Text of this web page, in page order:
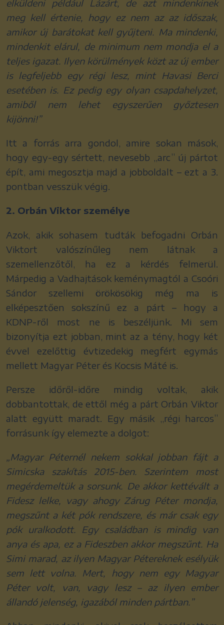
elküldeni például Lázárt, de azt mindenkinek
meg kell értenie, hogy ez nem az az időszak,
amikor új barátokat kell gyűjteni. Ma mindenki,
mindenkit elárul, de minimum nem mondja el a
teljes igazat. Ilyen körülmények közt az új ember
is legfeljebb egy régi lesz, mint Havasi Berci
esetében is. Ez pedig egy olyan csapdahelyzet,
amiből nem lehet egyszerűen győztesen
kijönni!”
Itt a forrás arra gondol, amire sokan mások,
hogy egy-egy sértett, nevesebb „arc” új pártot
épít, ami megosztja majd a jobboldalt – ezt a 3.
pontban vesszük végig.
2. Orbán Viktor személye
Azok, akik sohasem tudták befogadni Orbán
Viktort valószínűleg nem látnak a
szemellenzőtől, ha ez a kérdés felmerül.
Márpedig a Vadhajtások keménymagtól a Csoóri
Sándor szellemi örökösökig még ma is
elképesztően sokszínű ez a párt – hogy a
KDNP-ről most ne is beszéljünk. Mi sem
bizonyítja ezt jobban, mint az a tény, hogy két
évvel ezelőttig évtizedekig megfért egymás
mellett Magyar Péter és Kocsis Máté is.
Persze időről-időre mindig voltak, akik
dobbantottak, de ettől még a párt Orbán Viktor
alatt együtt maradt. Egy másik „régi harcos”
forrásunk így elemezte a dolgot:
„Magyar Péternél nekem sokkal jobban fájt a
Simicska szakítás 2015-ben. Szerintem most
megérdemeltük a sorsunk. De akkor kettévált a
Fidesz lelke, vagy ahogy Zárug Péter mondja,
megszűnt a két pók rendszere, és már csak egy
pók uralkodott. Egy családban is mindig van
anya és apa, ez a Fideszben akkor megszűnt. Ha
Simi marad, az ilyen Magyar Pétereknek esélyük
sem lett volna. Mert, hogy nem egy Magyar
Péter volt, van, vagy lesz – az ilyen ember
állandó jelenség, igazából minden pártban.”